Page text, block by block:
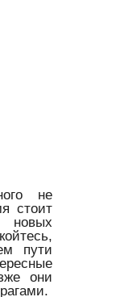
не
стоит
пути
они